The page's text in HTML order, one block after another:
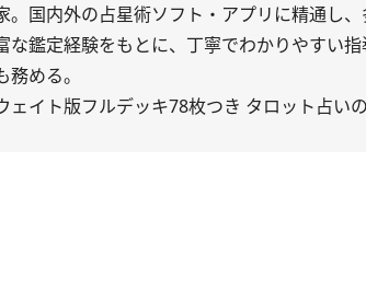
。国内外の占星術ソフト・アプリに精通し
な鑑定経験をもとに、丁寧でわかりやすい
める。
ェイト版フルデッキ78枚つき タロット占い